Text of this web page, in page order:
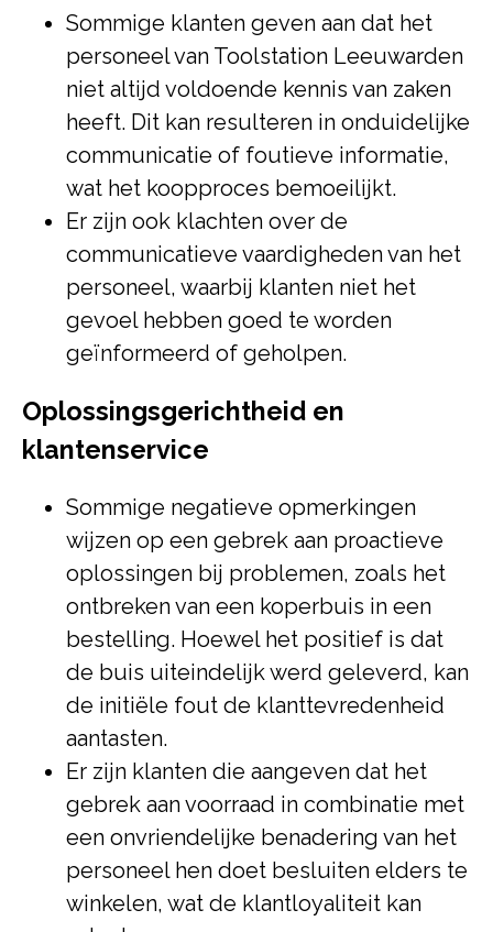
Sommige klanten geven aan dat het
personeel van Toolstation Leeuwarden
niet altijd voldoende kennis van zaken
heeft. Dit kan resulteren in onduidelijke
communicatie of foutieve informatie,
wat het koopproces bemoeilijkt.
Er zijn ook klachten over de
communicatieve vaardigheden van het
personeel, waarbij klanten niet het
gevoel hebben goed te worden
geïnformeerd of geholpen.
Oplossingsgerichtheid en
klantenservice
Sommige negatieve opmerkingen
wijzen op een gebrek aan proactieve
oplossingen bij problemen, zoals het
ontbreken van een koperbuis in een
bestelling. Hoewel het positief is dat
de buis uiteindelijk werd geleverd, kan
de initiële fout de klanttevredenheid
aantasten.
Er zijn klanten die aangeven dat het
gebrek aan voorraad in combinatie met
een onvriendelijke benadering van het
personeel hen doet besluiten elders te
winkelen, wat de klantloyaliteit kan